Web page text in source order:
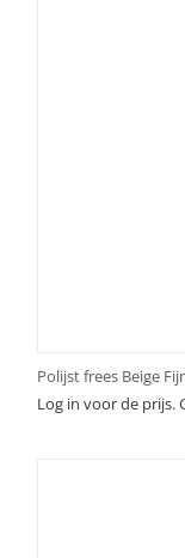
Polijst frees Beige
Log in voor de prijs.